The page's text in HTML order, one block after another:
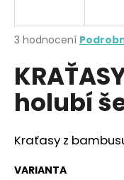
Průměrné
produktu
je
4,3
hvězdiček.
3 hodnocení
holubí
Kraťasy z
VARIANTA
j
t
?